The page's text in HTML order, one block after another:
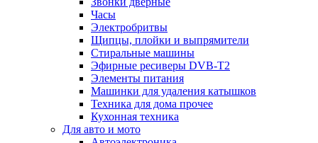
Часы
Электробритвы
Щипцы, плойки и выпрямители
Стиральные машины
Эфирные ресиверы DVB-T2
Элементы питания
Машинки для удаления катышков
Техника для дома прочее
Кухонная техника
Для авто и мото